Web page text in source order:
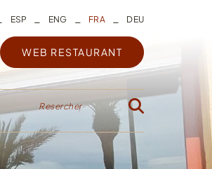
ESP ENG FRA DEU
WEB RESTAURANT
Resercher